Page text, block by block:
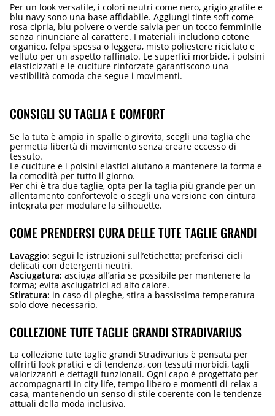
Per un look versatile, i colori neutri come nero, grigio grafite e
blu navy sono una base affidabile. Aggiungi tinte soft come
rosa cipria, blu polvere o verde salvia per un tocco femminile
senza rinunciare al carattere. I materiali includono cotone
organico, felpa spessa o leggera, misto poliestere riciclato e
velluto per un aspetto raffinato. Le superfici morbide, i polsini
elasticizzati e le cuciture rinforzate garantiscono una
vestibilità comoda che segue i movimenti.
CONSIGLI SU TAGLIA E COMFORT
Se la tuta è ampia in spalle o girovita, scegli una taglia che
permetta libertà di movimento senza creare eccesso di
tessuto.
Le cuciture e i polsini elastici aiutano a mantenere la forma e
la comodità per tutto il giorno.
Per chi è tra due taglie, opta per la taglia più grande per un
allentamento confortevole o scegli una versione con cintura
integrata per modulare la silhouette.
COME PRENDERSI CURA DELLE TUTE TAGLIE GRANDI
Lavaggio: segui le istruzioni sull’etichetta; preferisci cicli
delicati con detergenti neutri.
Asciugatura: asciuga all’aria se possibile per mantenere la
forma; evita asciugatrici ad alto calore.
Stiratura: in caso di pieghe, stira a bassissima temperatura
solo dove necessario.
COLLEZIONE TUTE TAGLIE GRANDI STRADIVARIUS
La collezione tute taglie grandi Stradivarius è pensata per
offrirti look pratici e di tendenza, con tessuti morbidi, tagli
valorizzanti e dettagli funzionali. Ogni capo è progettato per
accompagnarti in city life, tempo libero e momenti di relax a
casa, mantenendo un senso di stile coerente con le tendenze
attuali della moda inclusiva.